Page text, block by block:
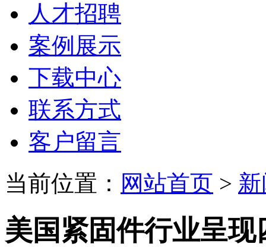
人才招聘
案例展示
下载中心
联系方式
客户留言
当前位置： 网站首页 >
美国紧固件行业呈